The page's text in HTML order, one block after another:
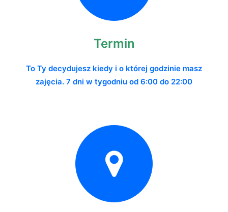
Termin
To Ty decydujesz kiedy i o której godzinie masz
zajęcia. 7 dni w tygodniu od 6:00 do 22:00